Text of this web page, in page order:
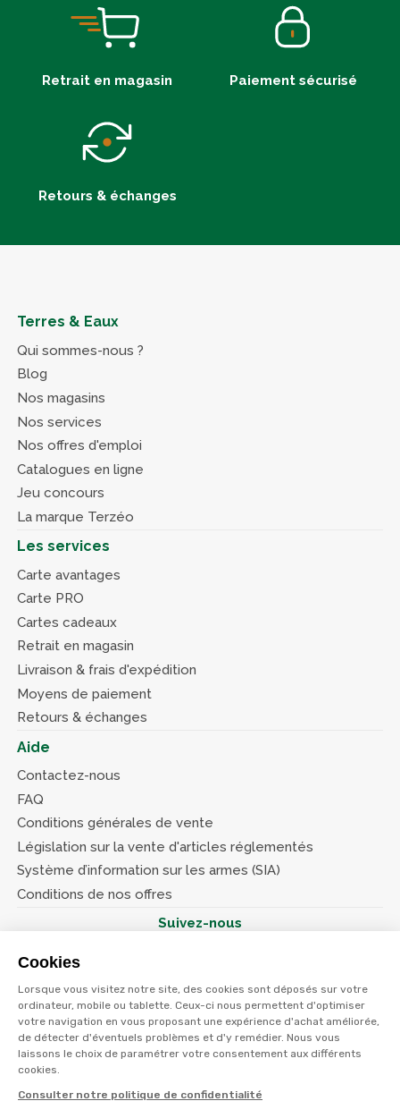
Cookies
Lorsque vous visitez notre site, des cookies sont déposés sur votre
ordinateur, mobile ou tablette. Ceux-ci nous permettent d'optimiser
votre navigation en vous proposant une expérience d'achat améliorée,
de détecter d'éventuels problèmes et d'y remédier. Nous vous
laissons le choix de paramétrer votre consentement aux différents
cookies.
Consulter notre politique de confidentialité
Retrait en magasin Paiement sécurisé
Retours & échanges
Terres & Eaux
Qui sommes-nous ?
Blog
Nos magasins
Nos services
Nos offres d'emploi
Catalogues en ligne
Jeu concours
La marque Terzéo
Les services
Carte avantages
Carte PRO
Cartes cadeaux
Retrait en magasin
Livraison & frais d'expédition
Moyens de paiement
Retours & échanges
Aide
Contactez-nous
FAQ
Conditions générales de vente
Législation sur la vente d'articles réglementés
Système d’information sur les armes (SIA)
Conditions de nos offres
Suivez-nous
© Terres et eaux 2026
Politique de confidentialité
Mentions légales
CGV